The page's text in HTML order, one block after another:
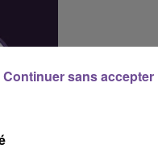
Continuer sans accepter